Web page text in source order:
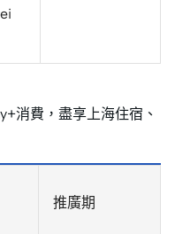
消費，盡享上海住宿、
推廣期